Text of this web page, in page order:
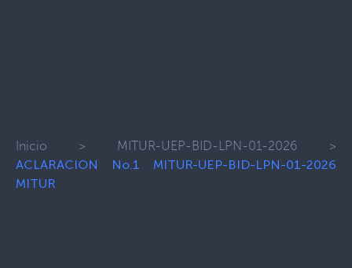
Inicio > MITUR-UEP-BID-LPN-01-2026 >
ACLARACION No.1 MITUR-UEP-BID-LPN-01-2026
MITUR